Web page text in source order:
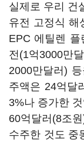
실제로 우리 건
유전 고정식 해
EPC 에틸렌
전(1억3000만
2000만달러)
주액은 24억달
3%나 증가한
60억달러(8조
수주한 것도 중